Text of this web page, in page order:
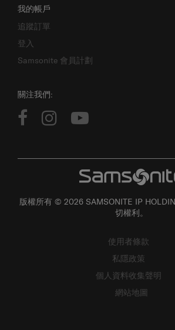
我的帳戶
追蹤訂單
登入
Samsonite 會員計劃
關注我們:
版權所有 © 2026 SAMSONITE IP
切權利。
使用者條款
私隱政策
個人資料收集聲明
網站地圖